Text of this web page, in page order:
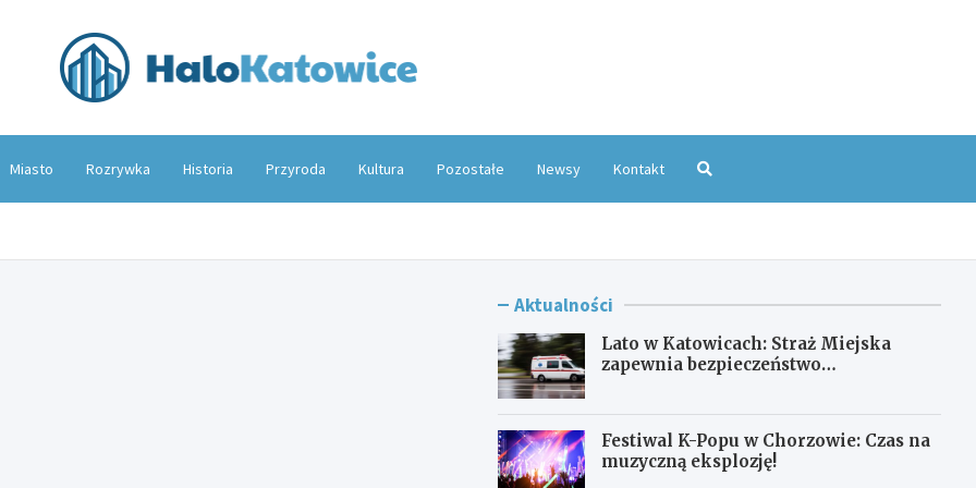
Miasto Rozrywka Historia Przyroda Kultura Pozostałe Newsy Kontakt
Aktualności
Lato w Katowicach: Straż Miejska
zapewnia bezpieczeństwo
Festiwal K-Popu w Chorzowie: Czas na
muzyczną eksplozję!